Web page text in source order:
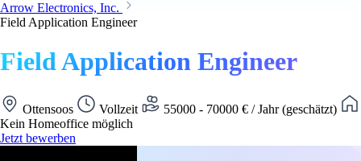
Arrow Electronics, Inc.
Field Application Engineer
Field Application Engineer
Ottensoos Vollzeit
55000 - 70000 € / Jahr (geschätzt)
Kein Homeoffice möglich
Jetzt bewerben